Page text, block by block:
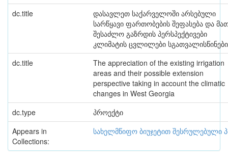
dc.title
დასავლეთ საქარველოში არსებული
სარწყავი ფართობების შეფასება და
შესაძლო გაზრდის პერსპექტივები
კლიმატის ცვლილები
dc.title
The appreciation of the existing irrigation
areas and their possible extension
perspective taking in account the climatic
changes in West Georgia
dc.type
პროექტი
Appears in
Collections:
სახელმწიფო ბიუჯეტით შესრულებული